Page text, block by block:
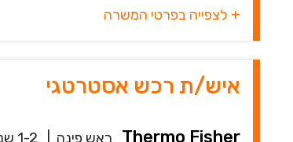
+ לצפייה בפרטי המשרה
איש/ת רכש אסטרטגי
Thermo Fisher ראש פינה 1-2 שנים